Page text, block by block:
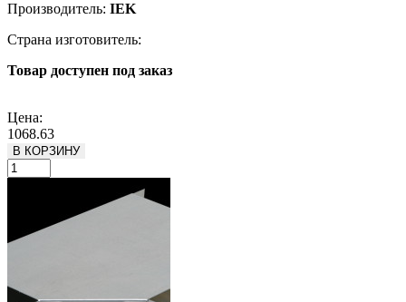
Производитель: IEK
Страна изготовитель:
Товар доступен под заказ
Цена:
1068.63
В КОРЗИНУ